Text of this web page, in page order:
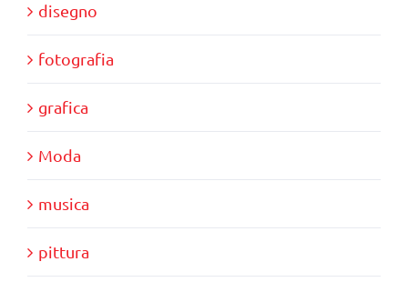
disegno
fotografia
grafica
Moda
musica
pittura